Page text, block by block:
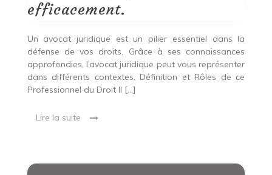
efficacement.
Un avocat juridique est un pilier essentiel dans la
défense de vos droits. Grâce à ses connaissances
approfondies, l’avocat juridique peut vous représenter
dans différents contextes. Définition et Rôles de ce
Professionnel du Droit Il […]
Lire la suite